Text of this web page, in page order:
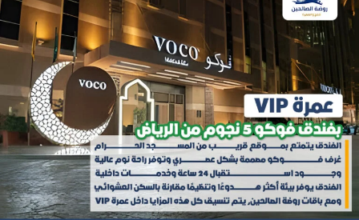
بفندق
فوكو
نجوم
من
الرياض